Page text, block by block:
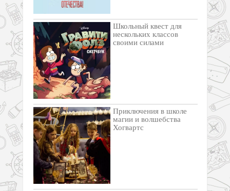
Школьный квест для
нескольких классов
своими силами
Приключения в школе
магии и волшебства
Хогвартс